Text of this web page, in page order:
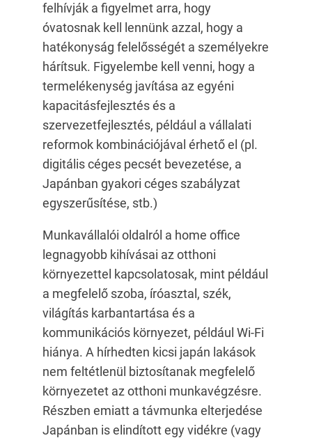
felhívják a figyelmet arra, hogy
óvatosnak kell lennünk azzal, hogy a
hatékonyság felelősségét a személyekre
hárítsuk. Figyelembe kell venni, hogy a
termelékenység javítása az egyéni
kapacitásfejlesztés és a
szervezetfejlesztés, például a vállalati
reformok kombinációjával érhető el (pl.
digitális céges pecsét bevezetése, a
Japánban gyakori céges szabályzat
egyszerűsítése, stb.)
Munkavállalói oldalról a home office
legnagyobb kihívásai az otthoni
környezettel kapcsolatosak, mint például
a megfelelő szoba, íróasztal, szék,
világítás karbantartása és a
kommunikációs környezet, például Wi-Fi
hiánya. A hírhedten kicsi japán lakások
nem feltétlenül biztosítanak megfelelő
környezetet az otthoni munkavégzésre.
Részben emiatt a távmunka elterjedése
Japánban is elindított egy vidékre (vagy